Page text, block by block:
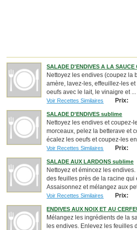
SALADE D'ENDIVES A LA
Nettoyez les endives (coupez la
amère, lavez-les, effeuillez-les
oeufs avec le lait, le vinaigre et ...
Voir Recettes Similaires Prix:
SALADE D'ENDIVES sublime
Nettoyez les endives et coupez-
morceaux, pelez la betterave et
écalez les oeufs et coupez-les
Voir Recettes Similaires Prix:
SALADE AUX LARDONS sublime
Nettoyez et émincez les
des feuilles près de la racine qui
Assaisonnez et mélangez aux
Voir Recettes Similaires Prix:
ENDIVES AUX NOIX ET AU
Mélangez les ingrédients de la
les endives. Enlevez les feuilles